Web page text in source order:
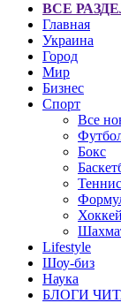
ВСЕ
Главная
Украина
Город
Мир
Бизнес
Спорт
Все
Бокс
Теннис
Хоккей
Lifestyle
Шоу-биз
Наука
БЛОГИ